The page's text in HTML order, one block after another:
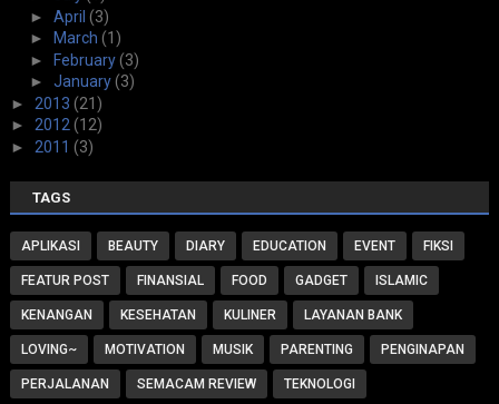
► April (3)
►
March (1)
► February(3)
► January(3)
► 2013 (21)
► 2012 (12)
► 2011 (3)
TAGS
APLIKASI BEAUTY DIARY EDUCATION EVENT FIKSI
FEATUR POST FINANSIAL FOOD GADGET ISLAMIC
KENANGAN KESEHATAN KULINER LAYANAN BANK
LOVING~ MOTIVATION MUSIK PARENTING PENGINAPAN
PERJALANAN SEMACAM REVIEW TEKNOLOGI